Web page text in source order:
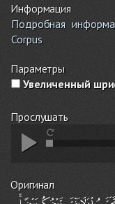
Информация
Подробная
Corpus
Параметры
Увеличенный
Прослушать
Оригинал